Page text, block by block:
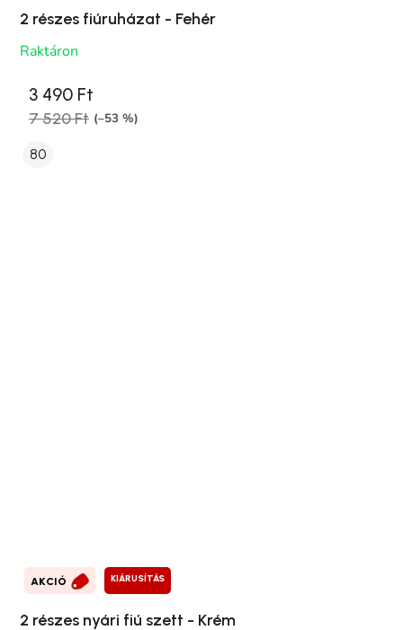
2 részes fiúruházat - Fehér
Raktáron
3 490 Ft
7 520 Ft (–53 %)
80
AKCIÓ KIÁRUSÍTÁS
2 részes nyári fiú szett - Krém